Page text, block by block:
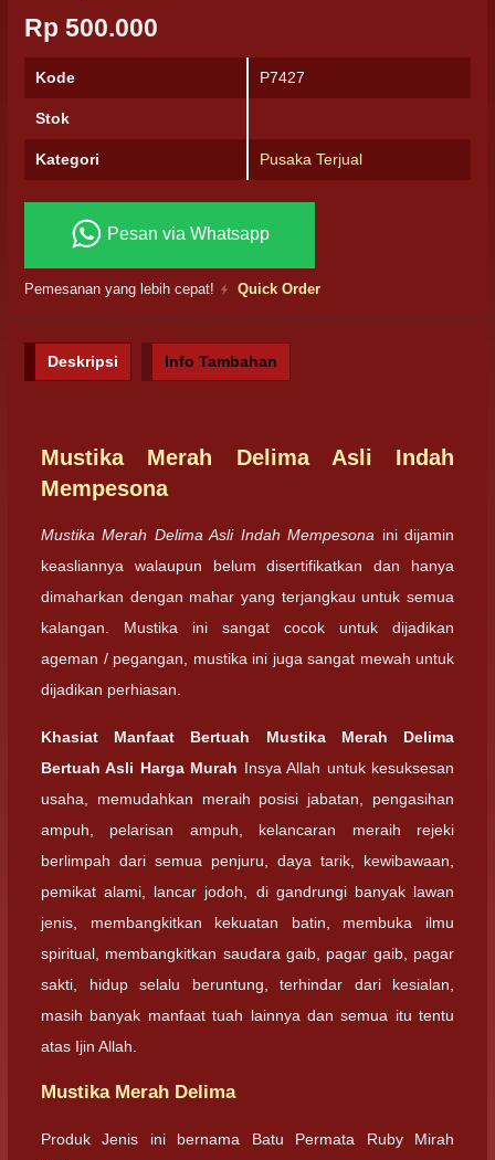
Rp 500.000
Kode P7427
Stok
Kategori Pusaka Terjual
Pesan via Whatsapp
Pemesanan yang lebih cepat! Quick Order
Deskripsi Info Tambahan
Mustika Merah Delima Asli Indah
Mempesona
Mustika Merah Delima Asli Indah Mempesona ini dijamin
keasliannya walaupun belum disertifikatkan dan hanya
dimaharkan dengan mahar yang terjangkau untuk semua
kalangan. Mustika ini sangat cocok untuk dijadikan
ageman / pegangan, mustika ini juga sangat mewah untuk
dijadikan perhiasan.
Khasiat Manfaat Bertuah Mustika Merah Delima
Bertuah Asli Harga Murah Insya Allah untuk kesuksesan
usaha, memudahkan meraih posisi jabatan, pengasihan
ampuh, pelarisan ampuh, kelancaran meraih rejeki
berlimpah dari semua penjuru, daya tarik, kewibawaan,
pemikat alami, lancar jodoh, di gandrungi banyak lawan
jenis, membangkitkan kekuatan batin, membuka ilmu
spiritual, membangkitkan saudara gaib, pagar gaib, pagar
sakti, hidup selalu beruntung, terhindar dari kesialan,
masih banyak manfaat tuah lainnya dan semua itu tentu
atas Ijin Allah.
Mustika Merah Delima
Produk Jenis ini bernama Batu Permata Ruby Mirah